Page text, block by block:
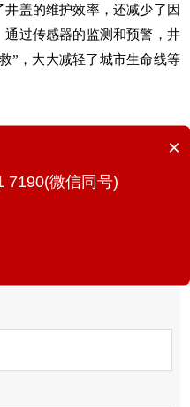
井盖的维护效率，还减少了因
过传感器的监测和预警，井
”，大大减轻了城市生命线等
理、特点与优势
×
7190(微信同号)